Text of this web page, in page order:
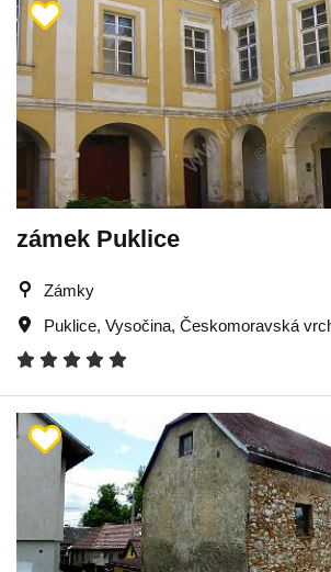
zámek Puklice
Zámky
Puklice, Vysočina, Českomoravská